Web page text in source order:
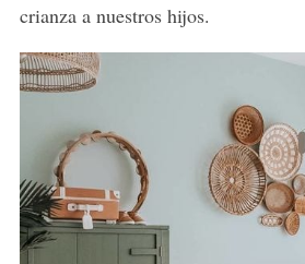
crianza a nuestros hijos.